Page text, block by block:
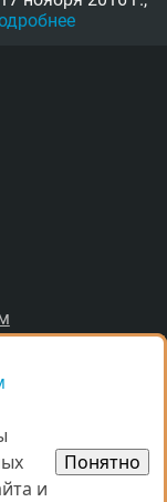
info.ru
и
Понятно
и
Понятно